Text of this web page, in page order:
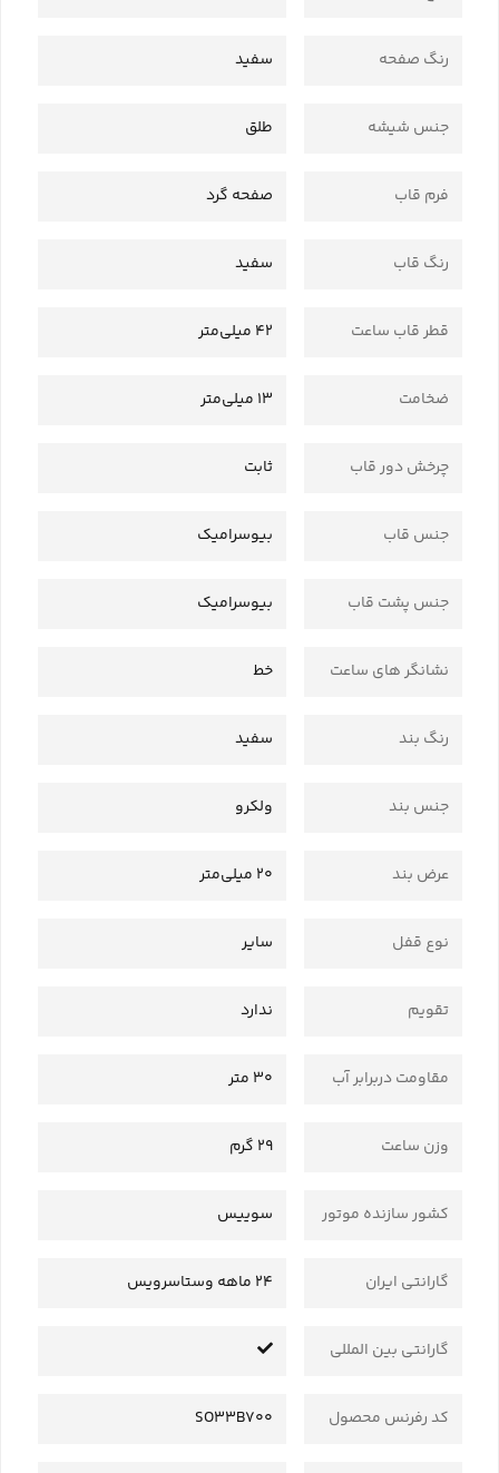
رنگ صفحه سفید
جنس شیشه طلق
فرم قاب صفحه گرد
رنگ قاب سفید
قطر قاب ساعت 42 میلی‌متر
ضخامت 13 میلی‌متر
چرخش دور قاب ثابت
جنس قاب بیوسرامیک
جنس پشت قاب بیوسرامیک
نشانگر های ساعت خط
رنگ بند سفید
جنس بند ولکرو
عرض بند 20 میلی‌متر
نوع قفل سایر
تقویم ندارد
مقاومت دربرابر آب 30 متر
وزن ساعت 29 گرم
کشور سازنده موتور سوییس
گارانتی ایران 24 ماهه وستاسرویس
گارانتی بین المللی
کد رفرنس محصول SO33B700